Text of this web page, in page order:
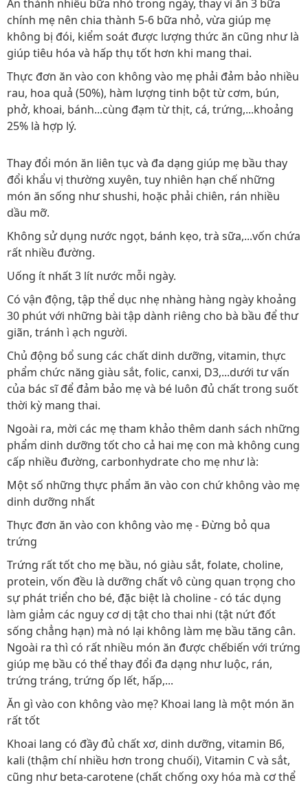
Ăn thành nhiều bữa nhỏ trong ngày, thay vì ăn 3 bữa
chính mẹ nên chia thành 5-6 bữa nhỏ, vừa giúp mẹ
không bị đói, kiểm soát được lượng thức ăn cũng như là
giúp tiêu hóa và hấp thụ tốt hơn khi mang thai.
Thực đơn ăn vào con không vào mẹ phải đảm bảo nhiều
rau, hoa quả (50%), hàm lượng tinh bột từ cơm, bún,
phở, khoai, bánh...cùng đạm từ thịt, cá, trứng,...khoảng
25% là hợp lý.
Thay đổi món ăn liên tục và đa dạng giúp mẹ bầu thay
đổi khẩu vị thường xuyên, tuy nhiên hạn chế những
món ăn sống như shushi, hoặc phải chiên, rán nhiều
dầu mỡ.
Không sử dụng nước ngọt, bánh kẹo, trà sữa,...vốn chứa
rất nhiều đường.
Uống ít nhất 3 lít nước mỗi ngày.
Có vận động, tập thể dục nhẹ nhàng hàng ngày khoảng
30 phút với những bài tập dành riêng cho bà bầu để thư
giãn, tránh ì ạch người.
Chủ động bổ sung các chất dinh dưỡng, vitamin, thực
phẩm chức năng giàu sắt, folic, canxi, D3,...dưới tư vấn
của bác sĩ để đảm bảo mẹ và bé luôn đủ chất trong suốt
thời kỳ mang thai.
Ngoài ra, mời các mẹ tham khảo thêm danh sách những
phẩm dinh dưỡng tốt cho cả hai mẹ con mà không cung
cấp nhiều đường, carbonhydrate cho mẹ như là:
Một số những thực phẩm ăn vào con chứ không vào mẹ
dinh dưỡng nhất
Thực đơn ăn vào con không vào mẹ - Đừng bỏ qua
trứng
Trứng rất tốt cho mẹ bầu, nó giàu sắt, folate, choline,
protein, vốn đều là dưỡng chất vô cùng quan trọng cho
sự phát triển cho bé, đặc biệt là choline - có tác dụng
làm giảm các nguy cơ dị tật cho thai nhi (tật nứt đốt
sống chẳng hạn) mà nó lại không làm mẹ bầu tăng cân.
Ngoài ra thì có rất nhiều món ăn được chếbiến với trứng
giúp mẹ bầu có thể thay đổi đa dạng như luộc, rán,
trứng tráng, trứng ốp lết, hấp,...
Ăn gì vào con không vào mẹ? Khoai lang là một món ăn
rất tốt
Khoai lang có đầy đủ chất xơ, dinh dưỡng, vitamin B6,
kali (thậm chí nhiều hơn trong chuối), Vitamin C và sắt,
cũng như beta-carotene (chất chống oxy hóa mà cơ thể